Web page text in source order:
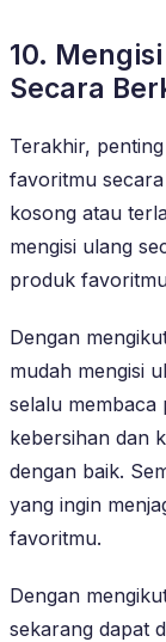
10.
Secara
Terakhir,
favoritmu
kosong atau
mengisi ulang
produk
Dengan
mudah mengisi
selalu membaca
kebersihan dan
dengan baik.
yang ingin
favoritmu.
Dengan
sekarang dapat